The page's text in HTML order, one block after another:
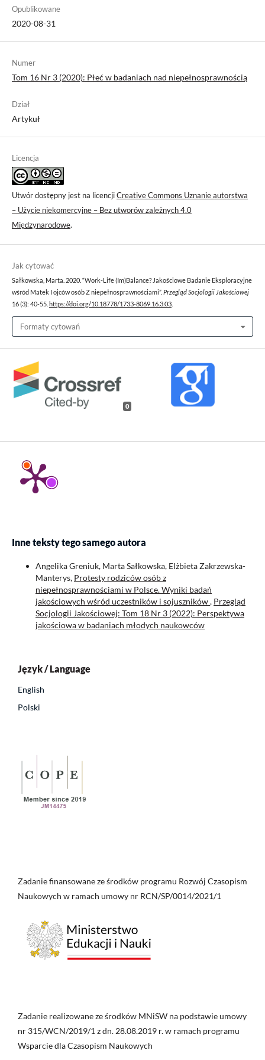
Opublikowane
2020-08-31
Numer
Tom 16 Nr 3 (2020): Płeć w badaniach nad niepełnosprawnością
Dział
Artykuł
Licencja
Utwór dostępny jest na licencjiCreative Commons Uznanie autorstwa
– Użycie niekomercyjne – Bez utworów zależnych 4.0
Międzynarodowe.
Jak cytować
Sałkowska, Marta. 2020. “Work-Life (Im)Balance? Jakościowe Badanie Eksploracyjne
wśród Matek I ojców osób Z niepełnosprawnościami”. Przegląd Socjologii Jakościowej
16 (3): 40-55. https://doi.org/10.18778/1733-8069.16.3.03
Formaty cytowań
0
Inne teksty tego samego autora
Angelika Greniuk, Marta Sałkowska, Elżbieta Zakrzewska-
Manterys, Protesty rodziców osób z
niepełnosprawnościami w Polsce. Wyniki badań
jakościowych wśród uczestników i sojuszników, Przegląd
Socjologii Jakościowej: Tom 18 Nr 3 (2022): Perspektywa
jakościowa w badaniach młodych naukowców
Język / Language
English
Polski
Zadanie finansowane ze środków programu Rozwój Czasopism
Naukowych w ramach umowy nr RCN/SP/0014/2021/1
Zadanie realizowane ze środków MNiSW na podstawie umowy
nr 315/WCN/2019/1 z dn. 28.08.2019 r. w ramach programu
Wsparcie dla Czasopism Naukowych